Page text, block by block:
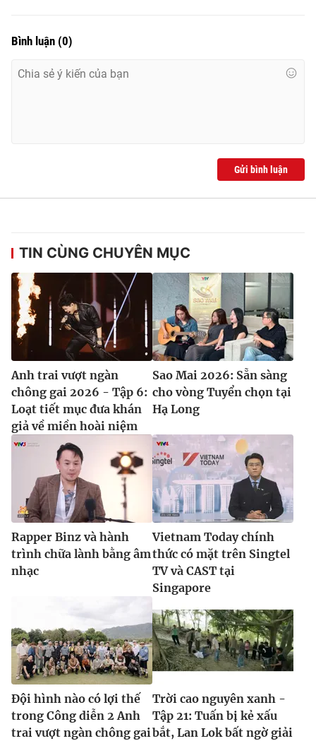
Bình luận (0)
Gửi bình luận
TIN CÙNG CHUYÊN MỤC
Anh trai vượt ngàn
chông gai 2026 - Tập 6:
Loạt tiết mục đưa khán
giả về miền hoài niệm
Sao Mai 2026: Sẵn sàng
cho vòng Tuyển chọn tại
Hạ Long
Rapper Binz và hành
trình chữa lành bằng âm
nhạc
Vietnam Today chính
thức có mặt trên Singtel
TV và CAST tại
Singapore
Đội hình nào có lợi thế
trong Công diễn 2 Anh
trai vượt ngàn chông gai
Trời cao nguyên xanh -
Tập 21: Tuấn bị kẻ xấu
bắt, Lan Lok bất ngờ giải